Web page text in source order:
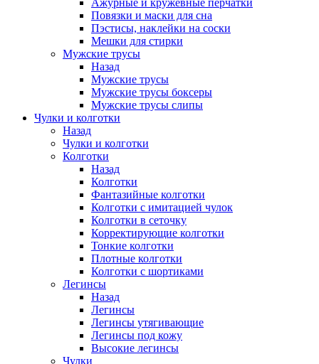
Ажурные и кружевные перчатки
Повязки и маски для сна
Пэстисы, наклейки на соски
Мешки для стирки
Мужские трусы
Назад
Мужские трусы
Мужские трусы боксеры
Мужские трусы слипы
Чулки и колготки
Назад
Чулки и колготки
Колготки
Назад
Колготки
Фантазийные колготки
Колготки с имитацией чулок
Колготки в сеточку
Корректирующие колготки
Тонкие колготки
Плотные колготки
Колготки с шортиками
Легинсы
Назад
Легинсы
Легинсы утягивающие
Легинсы под кожу
Высокие легинсы
Чулки